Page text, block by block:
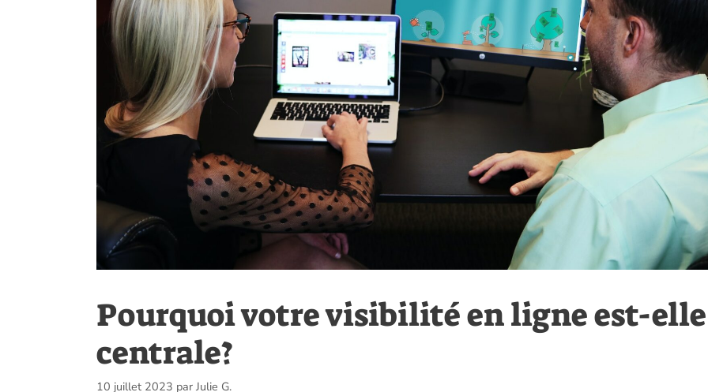
Pourquoi votre visibilité en ligne est-elle
centrale?
10 juillet 2023 par Julie G.